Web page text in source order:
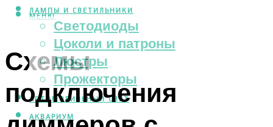
ЛАМПЫ И СВЕТИЛЬНИКИ
Светодиоды
Цоколи и патроны
Люстры
Прожекторы
АВТОМОБИЛЬНЫЙ СВЕТ
АКВАРИУМ
МЕНЮ
Схемы
подключения